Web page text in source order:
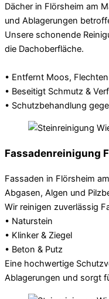
Dächer in Flörsheim am
und Ablagerungen
Unsere schonende
die Dachoberfläche.
• Entfernt Moos, Flechten
• Beseitigt Schmutz &
• Schutzbehandlung
Fassadenreinigung
Fassaden in Flörsheim
Abgasen, Algen und
Wir reinigen zuverlässig
• Naturstein
• Klinker & Ziegel
• Beton & Putz
Eine hochwertige
Ablagerungen und sorgt